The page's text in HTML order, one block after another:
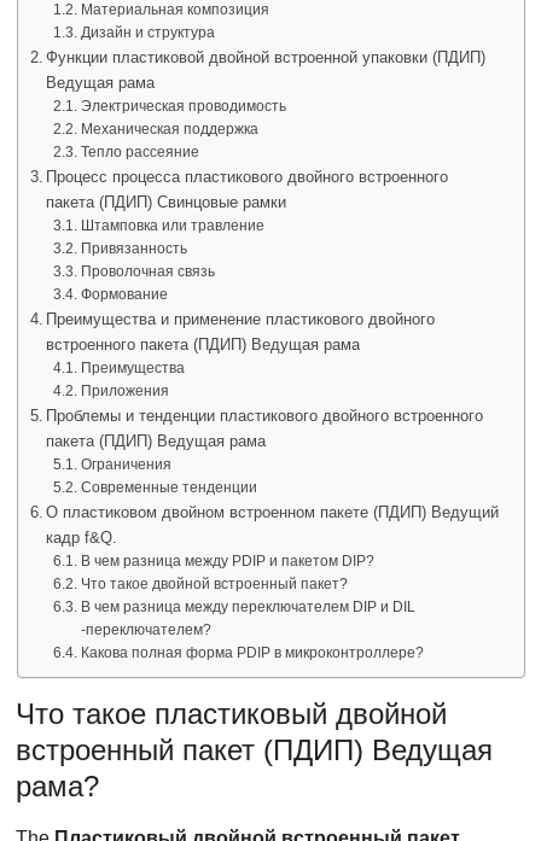
Материальная композиция
Дизайн и структура
Функции пластиковой двойной встроенной упаковки (ПДИП)
Ведущая рама
Электрическая проводимость
Механическая поддержка
Тепло рассеяние
Процесс процесса пластикового двойного встроенного
пакета (ПДИП) Свинцовые рамки
Штамповка или травление
Привязанность
Проволочная связь
Формование
Преимущества и применение пластикового двойного
встроенного пакета (ПДИП) Ведущая рама
Преимущества
Приложения
Проблемы и тенденции пластикового двойного встроенного
пакета (ПДИП) Ведущая рама
Ограничения
Современные тенденции
О пластиковом двойном встроенном пакете (ПДИП) Ведущий
кадр f&Q.
В чем разница между PDIP и пакетом DIP?
Что такое двойной встроенный пакет?
В чем разница между переключателем DIP и DIL
-переключателем?
Какова полная форма PDIP в микроконтроллере?
Что такое пластиковый двойной
встроенный пакет (ПДИП) Ведущая
рама?